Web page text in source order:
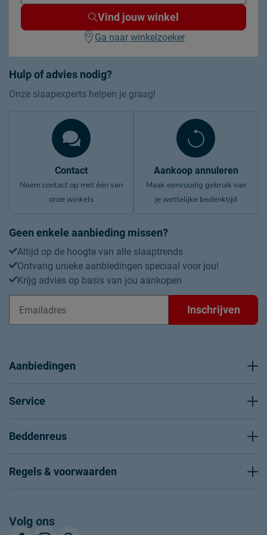
Onderhoud
afnemen met een vochtig
doekje
2 jaar garantie volgens CBW
Montage
Duurzaamheid
Hulp of advies nodig?
Onze slaapexperts helpen je graag!
Contact
Neem contact op met één van
onze winkels
Aankoop annuleren
Maak eenvoudig gebruik van
je wettelijke bedenktijd
Geen enkele aanbieding missen?
Altijd op de hoogte van alle slaaptrends
Ontvang unieke aanbiedingen speciaal voor jou!
Krijg advies op basis van jou aankopen
Inschrijven
Vind jouw winkel
Ga naar winkelzoeker
Aanbiedingen
Service
Beddenreus
Regels & voorwaarden
Volg ons